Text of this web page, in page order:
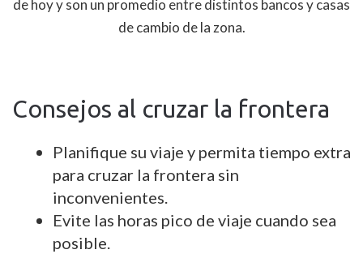
de hoy y son un promedio entre distintos bancos y casas
de cambio de la zona.
Consejos al cruzar la frontera
Planifique su viaje y permita tiempo extra
para cruzar la frontera sin
inconvenientes.
Evite las horas pico de viaje cuando sea
posible.